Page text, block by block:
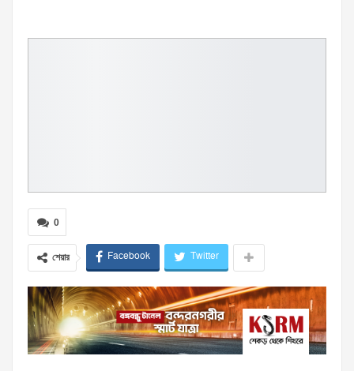
0
শেয়ার Facebook Twitter